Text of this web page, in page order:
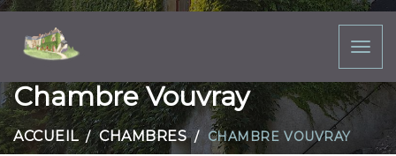
Chambre Vouvray
ACCUEIL CHAMBRES CHAMBRE VOUVRAY